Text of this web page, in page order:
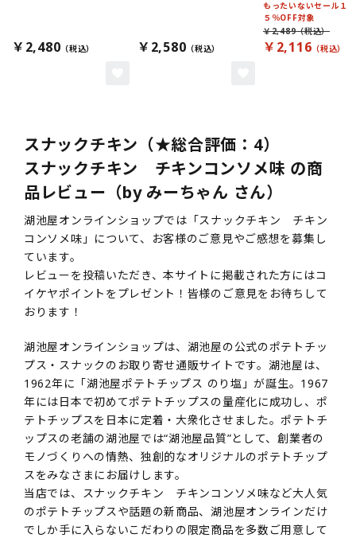
￥2,480 ￥2,580
もったいないセール１
５％OFF対象
￥2,116
￥2,489
スナックチキン（★総合評価：4）
スナックチキン チキンコンソメ味 の商
品レビュー（by みーちゃん さん）
湖池屋オンラインショップでは「スナックチキン チキン
コンソメ味」について、お客様のご意見やご感想を募集し
ています。
レビューを投稿いただき、本サイトに掲載された方にはコ
イケヤポイントをプレゼント！皆様のご意見をお待ちして
おります！
湖池屋オンラインショップは、湖池屋の公式のポテトチッ
プス・スナックのお取り寄せ通販サイトです。湖池屋は、
1962年に「湖池屋ポテトチップス のり塩」が誕生。1967
年には日本で初めてポテトチップスの量産化に成功し、ポ
テトチップスを日本に定着・大衆化させました。ポテトチ
ップスの老舗の湖池屋では“湖池屋品質”として、創業者の
モノづくりへの情熱、独創的なオリジナルのポテトチップ
スをみなさまにお届けします。
当店では、スナックチキン チキンコンソメ味など大人気
のポテトチップスや話題の新商品、湖池屋オンラインだけ
でしか手に入らないこだわりの限定商品を多数ご用意して